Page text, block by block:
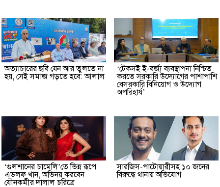
অত্যাচারের ছবি যেন আর তুলতে না
হয়, সেই সমাজ গড়তে হবে: আলাল
‘টেকসই ই-বর্জ্য ব্যবস্থাপনা নিশ্চিত
করতে সরকারি উদ্যোগের পাশাপাশি
বেসরকারি বিনিয়োগ ও উদ্যোগ
অপরিহার্য’
‘গুলশানের চামেলি’তে ভিন্ন রূপে
এডলফ খান, অভিনয় করবেন
যৌনকর্মীর দালাল চরিত্রে
সারজিস-পাটোয়ারীসহ ১০ জনের
বিরুদ্ধে থানায় অভিযোগ